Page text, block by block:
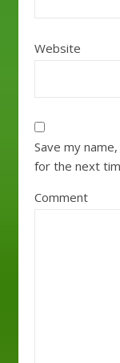
Website
Save my
for the next
Comment